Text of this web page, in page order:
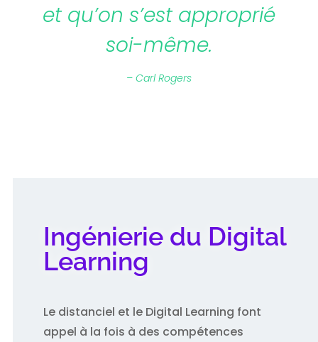
et qu’on s’est approprié
soi-même.
– Carl Rogers
Ingénierie du Digital
Learning
Le distanciel et le Digital Learning font
appel à la fois à des compétences